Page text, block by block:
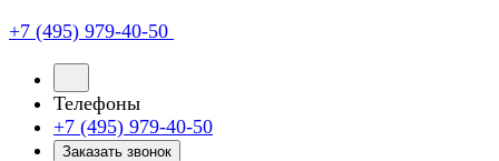
+7 (495) 979-40-50
Телефоны
+7 (495) 979-40-50
Заказать звонок